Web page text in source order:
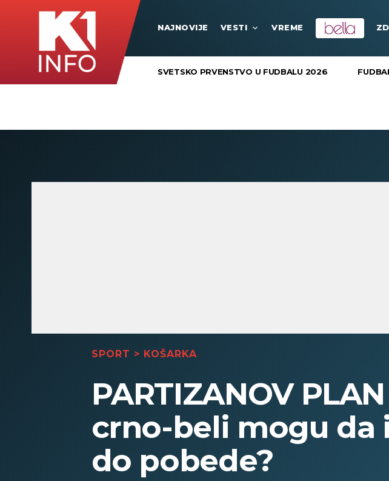
NAJNOVIJE VESTI VREME
SVETSKO PRVENSTVO U FUDBALU 2026
SPORT > KOŠARKA
PARTIZANOV
crno-beli mogu da
do pobede?